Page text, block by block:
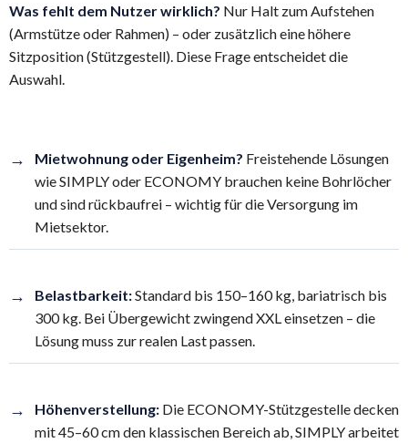
Was fehlt dem Nutzer wirklich? Nur Halt zum Aufstehen
(Armstütze oder Rahmen) – oder zusätzlich eine höhere
Sitzposition (Stützgestell). Diese Frage entscheidet die
Auswahl.
→ Mietwohnung oder Eigenheim? Freistehende Lösungen
wie SIMPLY oder ECONOMY brauchen keine Bohrlöcher
und sind rückbaufrei – wichtig für die Versorgung im
Mietsektor.
→ Belastbarkeit:Standard bis 150–160 kg, bariatrisch bis
300 kg. Bei Übergewicht zwingend XXL einsetzen – die
Lösung muss zur realen Last passen.
→ Höhenverstellung: Die ECONOMY-Stützgestelle decken
mit 45–60 cm den klassischen Bereich ab, SIMPLY arbeitet